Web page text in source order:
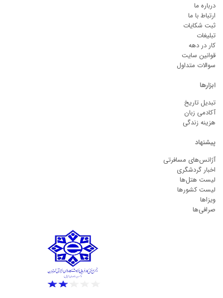
درباره ما
ارتباط با ما
ثبت شکایات
تبلیغات
کار در دهه
قوانین سایت
سوالات متداول
ابزارها
تبدیل تاریخ
آکادمی زبان
هزینه زندگی
پیشنهاد
آژانس‌های مسافرتی
اخبار گردشگری
لیست هتل‌ها
لیست کشورها
ویزاها
صرافی‌ها